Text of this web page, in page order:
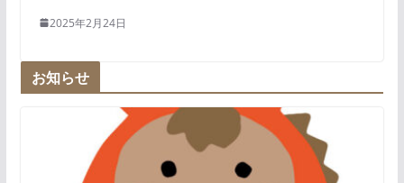
2025年2月24日
お知らせ